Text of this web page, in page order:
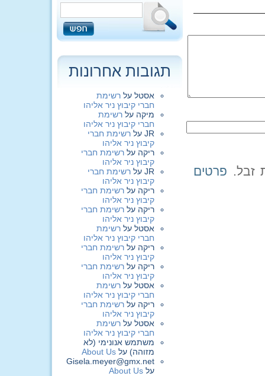
פרטים
תגובות אחרונות
אסטל על רשימת
חברי קיבוץ ניר אליהו
מיקה על רשימת
חברי קיבוץ ניר אליהו
JR על רשימת חברי
קיבוץ ניר אליהו
ריקה על רשימת חברי
קיבוץ ניר אליהו
JR על רשימת חברי
קיבוץ ניר אליהו
ריקה על רשימת חברי
קיבוץ ניר אליהו
ריקה על רשימת חברי
קיבוץ ניר אליהו
אסטל על רשימת
חברי קיבוץ ניר אליהו
ריקה על רשימת חברי
קיבוץ ניר אליהו
ריקה על רשימת חברי
קיבוץ ניר אליהו
אסטל על רשימת
חברי קיבוץ ניר אליהו
ריקה על רשימת חברי
קיבוץ ניר אליהו
אסטל על רשימת
חברי קיבוץ ניר אליהו
משתמש אנונימי (לא
מזוהה) על About Us
Gisela.meyer@gmx.net
על About Us